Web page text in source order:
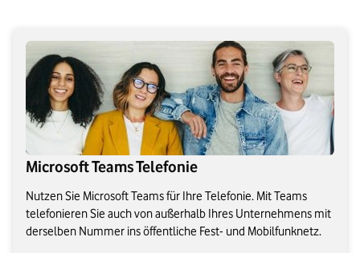
Microsoft Teams Telefonie
Nutzen Sie Microsoft Teams für Ihre Telefonie. Mit Teams
telefonieren Sie auch von außerhalb Ihres Unternehmens mit
derselben Nummer ins öffentliche Fest- und Mobilfunknetz.